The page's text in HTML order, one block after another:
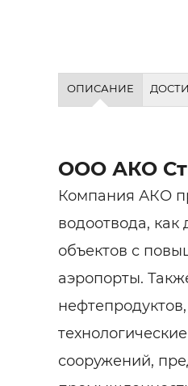
ОПИСАНИЕ
ООО АКО
Компания АКО
водоотвода, как
объектов с
аэропорты.
сооружений,